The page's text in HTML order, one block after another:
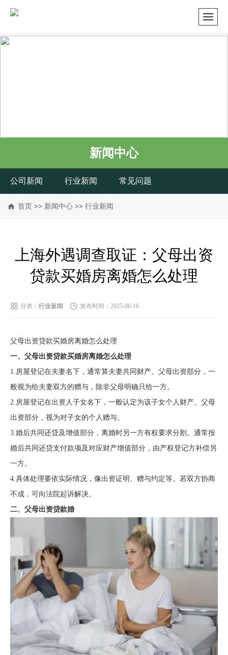
新闻中心
公司新闻 行业新闻 常见问题
首页 >> 新闻中心 >> 行业新闻
上海外遇调查取证：父母出资
贷款买婚房离婚怎么处理
分类： 行业新闻 发布时间：2025-06-16
父母出资贷款买婚房离婚怎么处理
一、父母出资贷款买婚房离婚怎么处理
1.房屋登记在夫妻名下，通常算夫妻共同财产。父母出资部分，一
般视为给夫妻双方的赠与，除非父母明确只给一方。
2.房屋登记在出资人子女名下，一般认定为该子女个人财产。父母
出资部分，视为对子女的个人赠与。
3.婚后共同还贷及增值部分，离婚时另一方有权要求分割。通常按
婚后共同还贷支付款项及对应财产增值部分，由产权登记方补偿另
一方。
4.具体处理要依实际情况，像出资证明、赠与约定等。若双方协商
不成，可向法院起诉解决。
二、父母出资贷款婚